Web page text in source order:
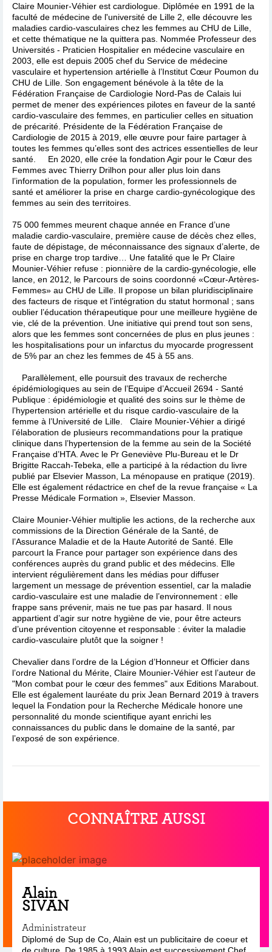
Claire Mounier-Véhier est cardiologue. Diplômée en 1991 de la
faculté de médecine de l'université de Lille 2, elle découvre les
maladies cardio-vasculaires chez les femmes au CHU de Lille,
et cette thématique ne la quittera pas. Nommée Professeur des
Universités - Praticien Hospitalier en médecine vasculaire en
2003, elle est depuis 2005 chef du Service de médecine
vasculaire et hypertension artérielle à l’Institut Cœur Poumon du
CHU de Lille. Son engagement bénévole à la tête de la
Fédération Française de Cardiologie Nord-Pas de Calais lui
permet de mener des expériences pilotes en faveur de la santé
cardio-vasculaire des femmes, en particulier celles en situation
de précarité. Présidente de la Fédération Française de
Cardiologie de 2015 à 2019, elle œuvre pour faire partager à
toutes les femmes qu’elles sont des actrices essentielles de leur
santé. En 2020, elle crée la fondation Agir pour le Cœur des
Femmes avec Thierry Drilhon pour aller plus loin dans
l’information de la population, former les professionnels de
santé et améliorer la prise en charge cardio-gynécologique des
femmes au sein des territoires.
75 000 femmes meurent chaque année en France d’une
maladie cardio-vasculaire, première cause de décès chez elles,
faute de dépistage, de méconnaissance des signaux d’alerte, de
prise en charge trop tardive… Une fatalité que le Pr Claire
Mounier-Véhier refuse : pionnière de la cardio-gynécologie, elle
lance, en 2012, le Parcours de soins coordonné «Cœur-Artères-
Femmes» au CHU de Lille. Il propose un bilan pluridisciplinaire
des facteurs de risque et l’intégration du statut hormonal ; sans
oublier l’éducation thérapeutique pour une meilleure hygiène de
vie, clé de la prévention. Une initiative qui prend tout son sens,
alors que les femmes sont concernées de plus en plus jeunes :
les hospitalisations pour un infarctus du myocarde progressent
de 5% par an chez les femmes de 45 à 55 ans.
Parallèlement, elle poursuit des travaux de recherche
épidémiologiques au sein de l’Equipe d’Accueil 2694 - Santé
Publique : épidémiologie et qualité des soins sur le thème de
l’hypertension artérielle et du risque cardio-vasculaire de la
femme à l’Université de Lille. Claire Mounier-Véhier a dirigé
l’élaboration de plusieurs recommandations pour la pratique
clinique dans l’hypertension de la femme au sein de la Société
Française d’HTA. Avec le Pr Geneviève Plu-Bureau et le Dr
Brigitte Raccah-Tebeka, elle a participé à la rédaction du livre
publié par Elsevier Masson, La ménopause en pratique (2019).
Elle est également rédactrice en chef de la revue française « La
Presse Médicale Formation », Elsevier Masson.
Claire Mounier-Véhier multiplie les actions, de la recherche aux
commissions de la Direction Générale de la Santé, de
l’Assurance Maladie et de la Haute Autorité de Santé. Elle
parcourt la France pour partager son expérience dans des
conférences auprès du grand public et des médecins. Elle
intervient régulièrement dans les médias pour diffuser
largement un message de prévention essentiel, car la maladie
cardio-vasculaire est une maladie de l’environnement : elle
frappe sans prévenir, mais ne tue pas par hasard. Il nous
appartient d’agir sur notre hygiène de vie, pour être acteurs
d’une prévention citoyenne et responsable : éviter la maladie
cardio-vasculaire plutôt que la soigner !
Chevalier dans l’ordre de la Légion d’Honneur et Officier dans
l’ordre National du Mérite, Claire Mounier-Véhier est l’auteur de
"Mon combat pour le cœur des femmes" aux Editions Marabout.
Elle est également lauréate du prix Jean Bernard 2019 à travers
lequel la Fondation pour la Recherche Médicale honore une
personnalité du monde scientifique ayant enrichi les
connaissances du public dans le domaine de la santé, par
l’exposé de son expérience.
CONNAÎTRE AUSSI
Alain
SIVAN
Administrateur
Diplomé de Sup de Co, Alain est un publicitaire de coeur et